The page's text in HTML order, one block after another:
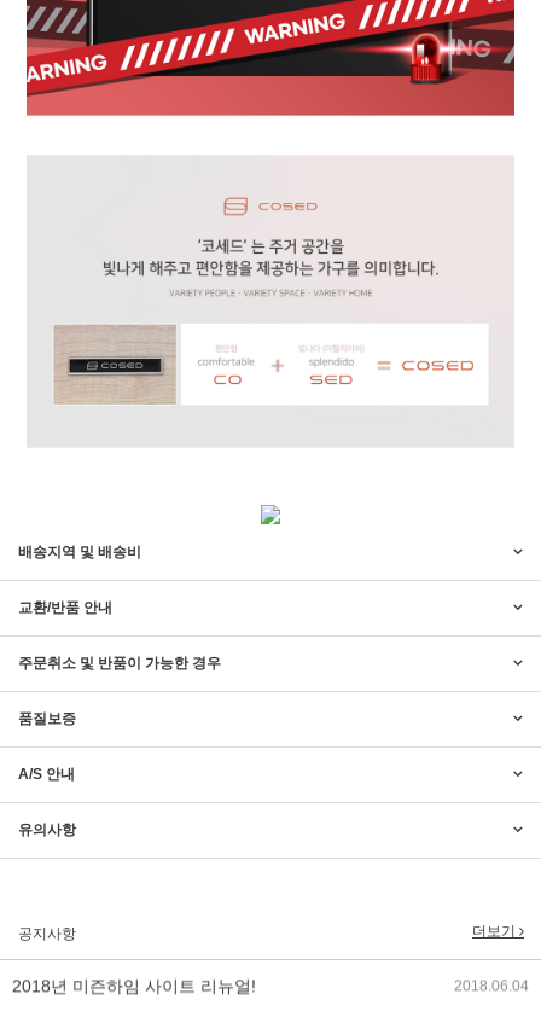
배송지역 및 배송비
교환/반품 안내
주문취소 및 반품이 가능한 경우
품질보증
A/S 안내
유의사항
공지사항 더보기
2017년 미즌하임 리뉴얼 2017.03.06
2018년 미즌하임 사이트 리뉴얼! 2018.06.04
2018년 야휴회 공지[상담/배송조.. 2018.04.10